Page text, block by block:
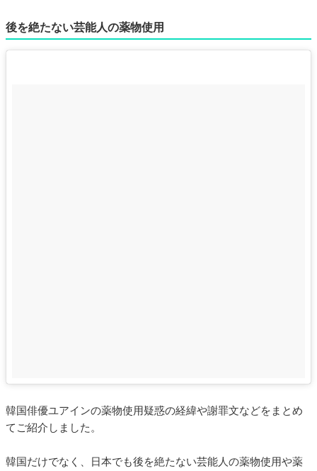
後を絶たない芸能人の薬物使用
韓国俳優ユアインの薬物使用疑惑の経緯や謝罪文などをまとめ
てご紹介しました。
韓国だけでなく、日本でも後を絶たない芸能人の薬物使用や薬